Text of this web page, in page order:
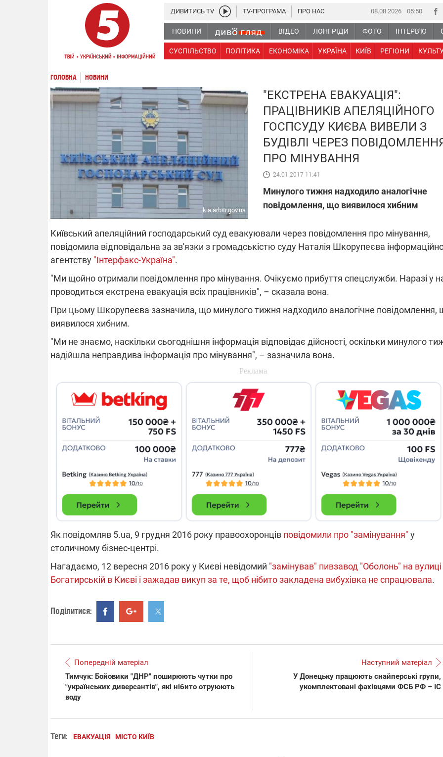
08.08.2026 05 50
НОВИНИ ВІДЕО ЛОНГРІДИ ФОТО ІНТЕРВ'Ю
СУСПІЛЬСТВО ПОЛІТИКА ЕКОНОМІКА УКРАЇНА КИЇВ РЕГІОНИ
ДИВИТИСЬ TV TV-ПРОГРАМА ПРО НАС
ГОЛОВНА НОВИНИ
kia.arbitr.gov.ua
"ЕКСТРЕНА ЕВАКУАЦІЯ":
ПРАЦІВНИКІВ АПЕЛЯЦІЙНОГО
ГОСПСУДУ КИЄВА ВИВЕЛИ З
БУДІВЛІ ЧЕРЕЗ
ПРО МІНУВАННЯ
24.01.2017 11:41
Минулого тижня надходило аналогічне
повідомлення, що виявилося хибним
Київський апеляційний господарський суд евакуювали через повідомлення про мінування,
повідомила відповідальна за зв'язки з громадськістю суду Наталія Шкорупеєва
агентству "Інтерфакс-Україна".
"Ми щойно отримали повідомлення про мінування. Очікуємо прибуття спецслужби. Наразі у
проводиться екстрена евакуація всіх працівників", – сказала вона.
При цьому Шкорупеєва зазначила, що минулого тижня надходило аналогічне повідомлення,
виявилося хибним.
"Ми не знаємо, наскільки сьогоднішня інформація відповідає дійсності, оскільки минулого
надійшла неправдива інформація про мінування", – зазначила вона.
Як повідомляв 5.ua, 9 грудня 2016 року правоохоронців повідомили про "замінування" у
столичному бізнес-центрі.
Нагадаємо, 12 вересня 2016 року у Києві невідомий "замінував" пивзавод "Оболонь" на вулиці
Богатирській в Києві і зажадав викуп за те, щоб нібито закладена вибухівка не спрацювала.
Поділитися:
Попередній матеріал
Тимчук: Бойовики "ДНР" поширюють чутки про
"українських диверсантів", які нібито отруюють
воду
Наступний матеріал
У Донецьку працюють снайперські групи,
укомплектовані фахівцями ФСБ РФ – ІС
Теги: ЕВАКУАЦІЯ МІСТО КИЇВ
Частина споживачів у чотирьох
російських обстрілів
Готуйте павербанки: через аномальну
Нова підозра у справі Міндіча:
директора Енергоатому
З колишнього віцепрем'єра
"Машинерію війни" та
виграй легендарний
14.11.2025 17:15
"Око та щит": дрони,
РЕБ і пікапи – триває
збір коштів на потреби
одразу чотирьох
бригад ЗСУ
11.08.2025 15:16
Працюють на
передовій:
підтримайте
які знімають на
напрямках фронту
04.12.2025 12:37
"Відправте
Вернадського на
фронт": стрілецька
бригада Повітряних
сил ЗСУ збирає на
НРК Numo